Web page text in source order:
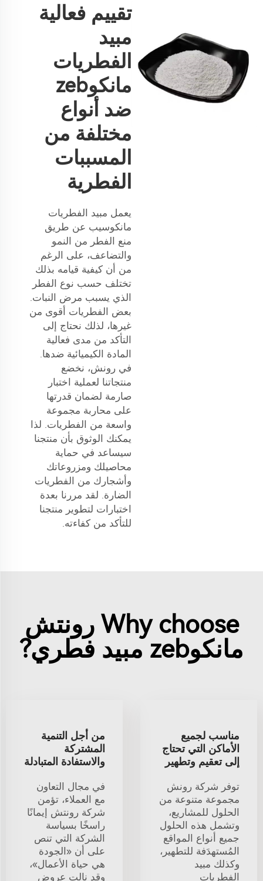
تقييم فعالية
مبيد
الفطريات
مانكوzeb
ضد أنواع
مختلفة من
المسببات
الفطرية
يعمل مبيد الفطريات
مانكوسيب عن طريق
منع الفطر من النمو
والتضاعف، على الرغم
من أن كيفية قيامه بذلك
تختلف حسب نوع الفطر
الذي يسبب مرض النبات.
بعض الفطريات أقوى من
غيرها، لذلك نحتاج إلى
التأكد من مدى فعالية
المادة الكيميائية ضدها.
في رونش، نخضع
منتجاتنا لعملية اختبار
صارمة لضمان قدرتها
على محاربة مجموعة
واسعة من الفطريات. لذا
يمكنك الوثوق بأن منتجنا
سيساعد في حماية
محاصيلك ومزروعاتك
وأشجارك من الفطريات
الضارة. لقد مررنا بعدة
اختبارات لتطوير منتجنا
للتأكد من كفاءته.
Why choose رونتش
مانكوzeb مبيد فطري?
مناسب لجميع
الأماكن التي تحتاج
إلى تعقيم وتطهير
توفر شركة رونش
مجموعة متنوعة من
الحلول للمشاريع،
وتشمل هذه الحلول
جميع أنواع المواقع
المُستهدَفة للتطهير،
وكذلك مبيد
الفطريات
من أجل التنمية
المشتركة
والاستفادة المتبادلة
في مجال التعاون
مع العملاء، تؤمن
شركة رونتش إيمانًا
راسخًا بسياسة
الشركة التي تنص
على أن «الجودة
هي حياة الأعمال»،
وقد نالت عروض